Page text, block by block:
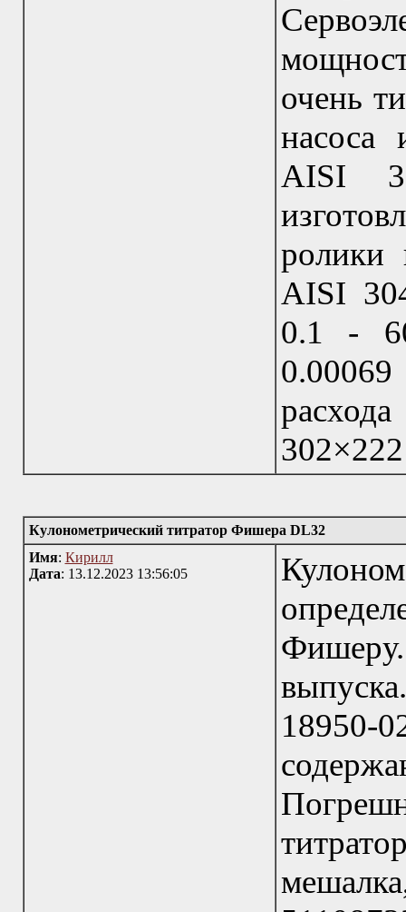
очень
насоса
AISI
ролики
AISI
0.1 -
Кулонометрический титратор Фишера DL32
Имя: Кирилл
Дата: 13.12.2023 13:56:05
Фишеру.